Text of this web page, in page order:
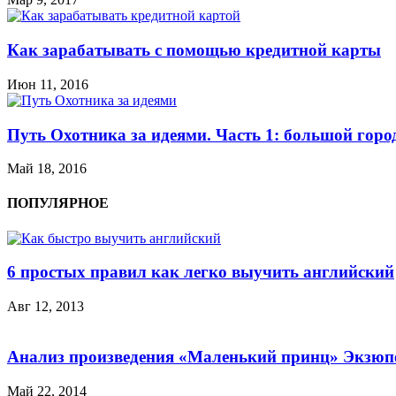
Как зарабатывать с помощью кредитной карты
Июн 11, 2016
Путь Охотника за идеями. Часть 1: большой
Май 18, 2016
ПОПУЛЯРНОЕ
6 простых правил как легко выучить английский
Авг 12, 2013
Анализ произведения «Маленький принц»
Май 22, 2014